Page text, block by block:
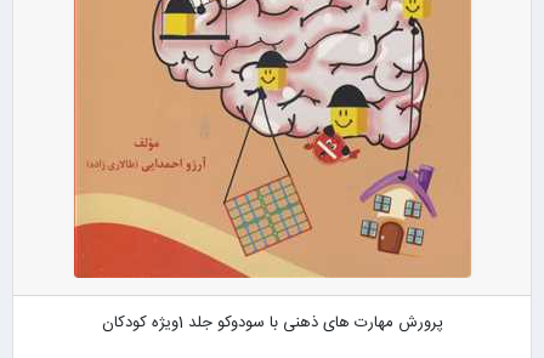
پرورش مهارت های ذهنی با سودوکو جلد 1ویژه کودکان